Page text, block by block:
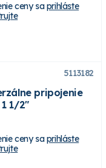
ceny saprihláste
5113182
pripojenie
1/2"
ceny saprihláste